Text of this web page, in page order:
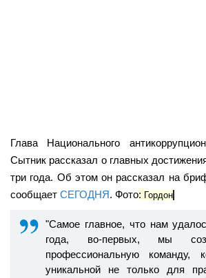
Глава Национального
Сытник рассказал о главных
три года. Об этом он рассказал на
сообщает СЕГОДНЯ. Фото: Гордон
"Самое главное, что нам
года, во-первых, мы
профессиональную команду,
уникальной не только для